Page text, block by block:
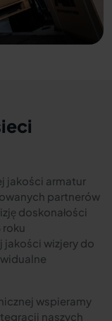
jakości armatur
partnerów
doskonałości
jakości wizjery do
wspieramy
naszych